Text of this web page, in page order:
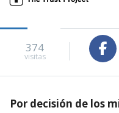
374
visitas
Por decisión de los